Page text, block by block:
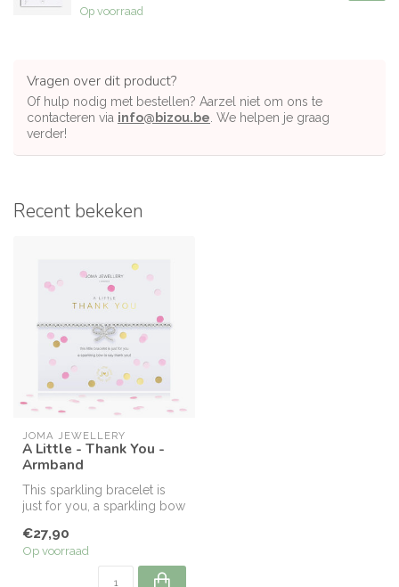
Op voorraad
Vragen over dit product?
Of hulp nodig met bestellen? Aarzel niet om ons te
contacteren via info@bizou.be . We helpen je graag
verder!
Recent bekeken
JOMA JEWELLERY
A Little - Thank You -
Armband
This sparkling bracelet is
just for you, a sparkling bow
€27,90
Op voorraad